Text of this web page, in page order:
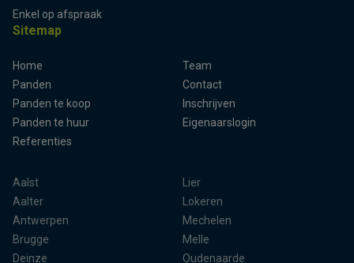
Enkel op afspraak
Sitemap
Home
Panden
Panden te koop
Panden te huur
Referenties
Team
Contact
Inschrijven
Eigenaarslogin
Aalst
Aalter
Antwerpen
Brugge
Deinze
Lier
Lokeren
Mechelen
Melle
Oudenaarde
Terug naar boven